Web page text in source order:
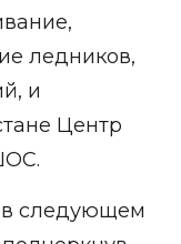
ледников,
и
Центр
в следующем